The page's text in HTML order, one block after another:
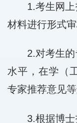
1.考生网
材料进行形式审
2.对考生
水平，在学（
专家推荐意见等
3.根据博